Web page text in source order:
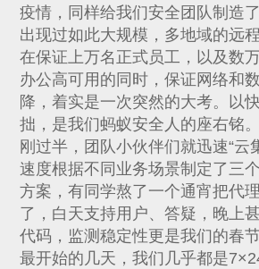
疫情，同样给我们安全团队制造
出现过如此大规模，多地域的远
在保证上万名正式员工，以及数
办公高可用的同时，保证网络和
降，着实是一次突然的大考。以
拙，是我们蚂蚁安全人的座右铭
刚过半，团队小伙伴们就迅速“云
速度根据不同业务场景制定了三
方案，有同学熬了一个通宵把代
了，白天支持用户、答疑，晚上
代码，监测稳定性更是我们的春
最开始的几天，我们几乎都是